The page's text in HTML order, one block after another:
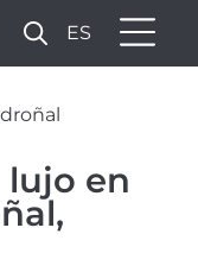
ES
lujo en